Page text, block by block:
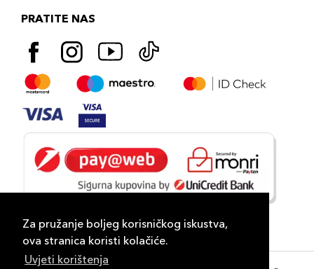
Za pružanje boljeg korisničkog iskustva,
ova stranica koristi kolačiće.
Uvjeti korištenja
PRATITE NAS